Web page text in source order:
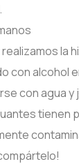
la
con alcohol
con agua y
tienen